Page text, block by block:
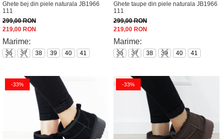
Ghete bej din piele naturala JB1966
111
299,00 RON
219,00 RON
Marime:
36 37 38 39 40 41
Ghete taupe din piele naturala JB1966
111
299,00 RON
219,00 RON
Marime:
36 37 38 39 40 41
-33% -33%